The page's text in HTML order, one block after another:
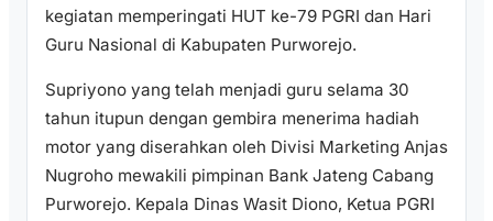
kegiatan memperingati HUT ke-79 PGRI dan Hari
Guru Nasional di Kabupaten Purworejo.
Supriyono yang telah menjadi guru selama 30
tahun itupun dengan gembira menerima hadiah
motor yang diserahkan oleh Divisi Marketing Anjas
Nugroho mewakili pimpinan Bank Jateng Cabang
Purworejo. Kepala Dinas Wasit Diono, Ketua PGRI